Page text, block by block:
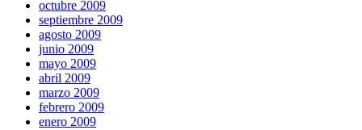
octubre 2009
septiembre 2009
agosto 2009
junio 2009
mayo 2009
abril 2009
marzo 2009
febrero 2009
enero 2009